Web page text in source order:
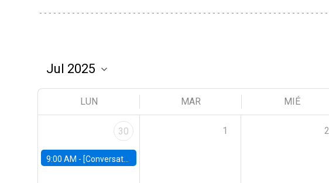
LUN MAR MIÉ
30
9:00 AM - [Conversatorio] El futuro de Chile: Visiones para reactivar el crecimiento
1 2